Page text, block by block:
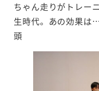
ちゃん走りがトレー
生時代。あの効果は
頭